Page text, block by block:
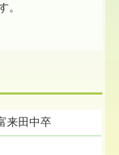
。
来田中卒